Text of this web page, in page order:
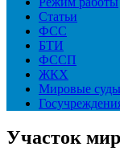
Статьи
ФСС
БТИ
ФССП
ЖКХ
Мировые
Участок